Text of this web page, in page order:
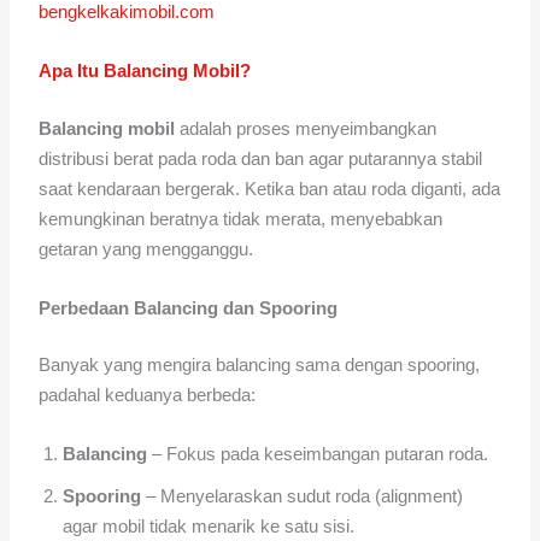
bengkelkakimobil.com
Apa Itu Balancing Mobil?
Balancing mobil adalah proses menyeimbangkan
distribusi berat pada roda dan ban agar putarannya stabil
saat kendaraan bergerak. Ketika ban atau roda diganti, ada
kemungkinan beratnya tidak merata, menyebabkan
getaran yang mengganggu.
Perbedaan Balancing dan Spooring
Banyak yang mengira balancing sama dengan spooring,
padahal keduanya berbeda:
Balancing – Fokus pada keseimbangan putaran roda.
Spooring – Menyelaraskan sudut roda (alignment)
agar mobil tidak menarik ke satu sisi.